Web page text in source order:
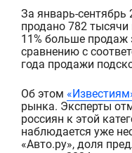
За январь-сентябрь 2024 года в России было
продано 782
11% больше продаж
сравнению с
года продажи
Об этом
рынка. Эксперты
россиян к этой
наблюдается уже
«Авто.ру», доля